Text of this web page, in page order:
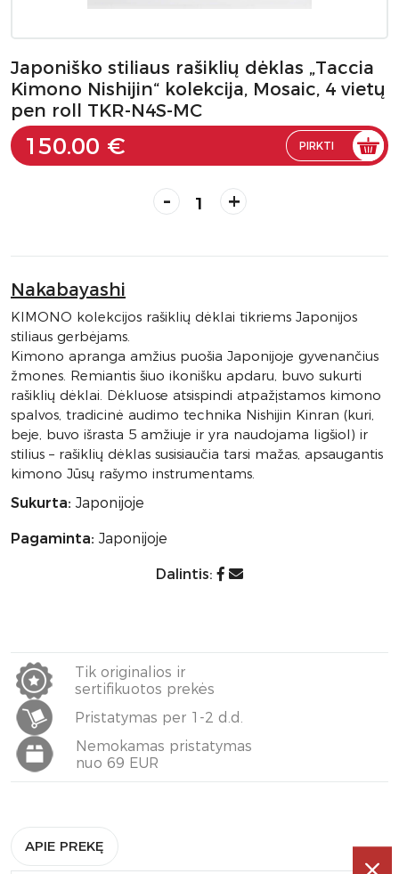
Japoniško stiliaus rašiklių dėklas „Taccia
Kimono Nishijin“ kolekcija, Mosaic, 4 vietų
pen roll TKR-N4S-MC
150.00 € PIRKTI
- +
Nakabayashi
KIMONO kolekcijos rašiklių dėklai tikriems Japonijos
stiliaus gerbėjams.
Kimono apranga amžius puošia Japonijoje gyvenančius
žmones. Remiantis šiuo ikonišku apdaru, buvo sukurti
rašiklių dėklai. Dėkluose atsispindi atpažįstamos kimono
spalvos, tradicinė audimo technika Nishijin Kinran (kuri,
beje, buvo išrasta 5 amžiuje ir yra naudojama ligšiol) ir
stilius – rašiklių dėklas susisiaučia tarsi mažas, apsaugantis
kimono Jūsų rašymo instrumentams.
Sukurta: Japonijoje
Pagaminta: Japonijoje
Dalintis:
Tik originalios ir
sertifikuotos prekės
Pristatymas per 1-2 d.d.
Nemokamas pristatymas
nuo 69 EUR
APIE PREKĘ